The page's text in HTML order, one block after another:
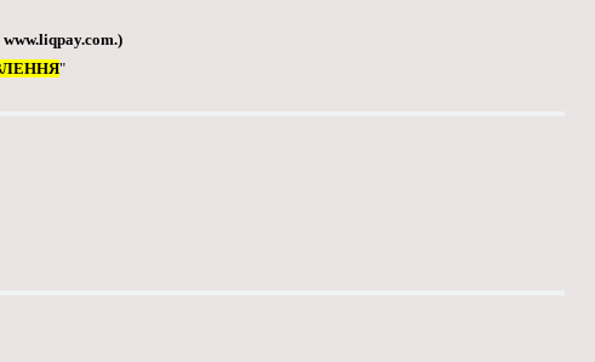
www.liqpay.com.)
"